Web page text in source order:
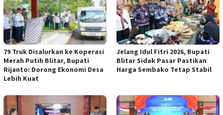
79 Truk Disalurkan ke Koperasi
Merah Putih Blitar, Bupati
Rijanto: Dorong Ekonomi Desa
Lebih Kuat
Jelang Idul Fitri 2026, Bupati
Blitar Sidak Pasar Pastikan
Harga Sembako Tetap Stabil